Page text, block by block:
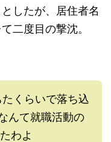
したが、居住者名
二度目の撃沈。
くらいで落ち込
んて就職活動の
わよ